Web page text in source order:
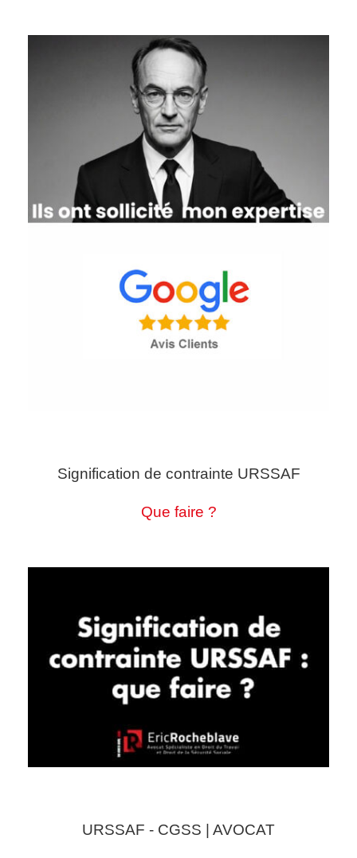
Signification de contrainte URSSAF
Que faire ?
URSSAF - CGSS | AVOCAT